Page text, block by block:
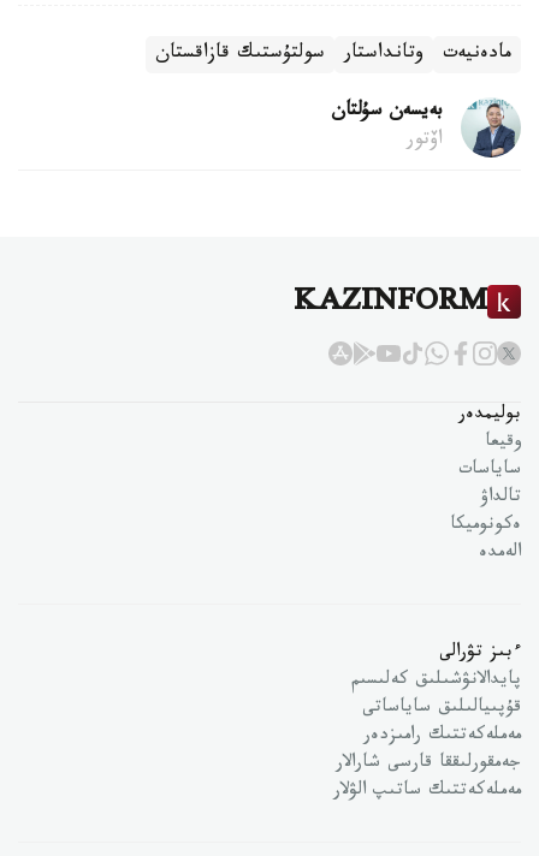
مادەنيەت وتانداستار سولتۇستىك قازاقستان
بەيسەن سۇلتان
اۆتور
KAZINFORM
بوليمدەر
وقيعا
ساياسات
تالداۋ
ەكونوميكا
الەمدە
ءبىز تۋرالى
پايدالانۋشىلىق كەلىسىم
قۇپىيالىلىق ساياساتى
مەملەكەتتىك رامىزدەر
جەمقورلىققا قارسى شارالار
مەملەكەتتىك ساتىپ الۋلار